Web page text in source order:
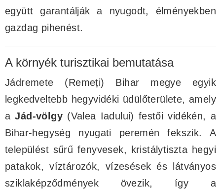
együtt garantálják a nyugodt, élményekben
gazdag pihenést.
A környék turisztikai bemutatása
Jádremete (Remeți) Bihar megye egyik
legkedveltebb hegyvidéki üdülőterülete, amely
aJád-völgy (Valea Iadului) festői vidékén, a
Bihar-hegység nyugati peremén fekszik. A
települést sűrű fenyvesek, kristálytiszta hegyi
patakok, víztározók, vízesések és látványos
sziklaképződmények övezik, így a